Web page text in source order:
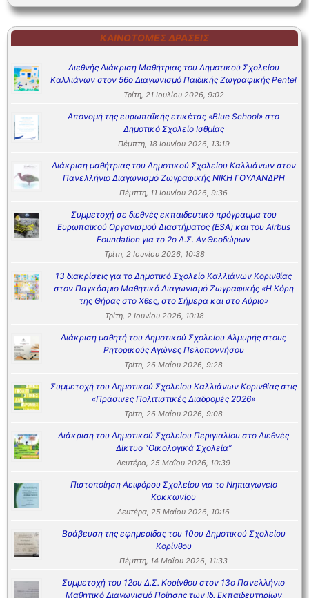
ΚΑΙΝΟΤΌΜΕΣ ΔΡΆΣΕΙΣ
Διεθνής Διάκριση Μαθήτριας του Δημοτικού Σχολείου
Καλλιάνων στον 56ο Διαγωνισμό Παιδικής Ζωγραφικής Pentel
Τρίτη, 21 Ιουλίου 2026, 9:02
Απονομή της ευρωπαϊκής ετικέτας «Blue School» στο
Δημοτικό Σχολείο Ισθμίας
Πέμπτη, 18 Ιουνίου 2026, 13:19
Διάκριση μαθήτριας του Δημοτικού Σχολείου Καλλιάνων στον
Πανελλήνιο Διαγωνισμό Ζωγραφικής ΝΙΚΗ ΓΟΥΛΑΝΔΡΗ
Πέμπτη, 11 Ιουνίου 2026, 9:36
Συμμετοχή σε διεθνές εκπαιδευτικό πρόγραμμα του
Ευρωπαϊκού Οργανισμού Διαστήματος (ESA) και του Airbus
Foundation για το 2ο Δ.Σ. Αγ.Θεοδώρων
Τρίτη, 2 Ιουνίου 2026, 10:38
13 διακρίσεις για το Δημοτικό Σχολείο Καλλιάνων Κορινθίας
στον Παγκόσμιο Μαθητικό Διαγωνισμό Ζωγραφικής «Η Κόρη
της Θήρας στο Χθες, στο Σήμερα και στο Αύριο»
Τρίτη, 2 Ιουνίου 2026, 10:18
Διάκριση μαθητή του Δημοτικού Σχολείου Αλμυρής στους
Ρητορικούς Αγώνες Πελοποννήσου
Τρίτη, 26 Μαΐου 2026, 9:28
Συμμετοχή του Δημοτικού Σχολείου Καλλιάνων Κορινθίας στις
«Πράσινες Πολιτιστικές Διαδρομές 2026»
Τρίτη, 26 Μαΐου 2026, 9:08
Διάκριση του Δημοτικού Σχολείου Περιγιαλίου στο Διεθνές
Δίκτυο “Οικολογικά Σχολεία”
Δευτέρα, 25 Μαΐου 2026, 10:39
Πιστοποίηση Αειφόρου Σχολείου για το Νηπιαγωγείο
Κοκκωνίου
Δευτέρα, 25 Μαΐου 2026, 10:16
Βράβευση της εφημερίδας του 10ου Δημοτικού Σχολείου
Κορίνθου
Πέμπτη, 14 Μαΐου 2026, 11:33
Συμμετοχή του 12ου Δ.Σ. Κορίνθου στον 13ο Πανελλήνιο
Μαθητικό Διαγωνισμό Ποίησης των Ιδ. Εκπαιδευτηρίων